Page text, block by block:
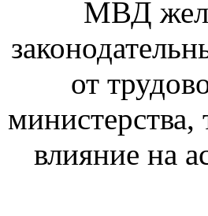
МВД
от
министерства,
влияние на